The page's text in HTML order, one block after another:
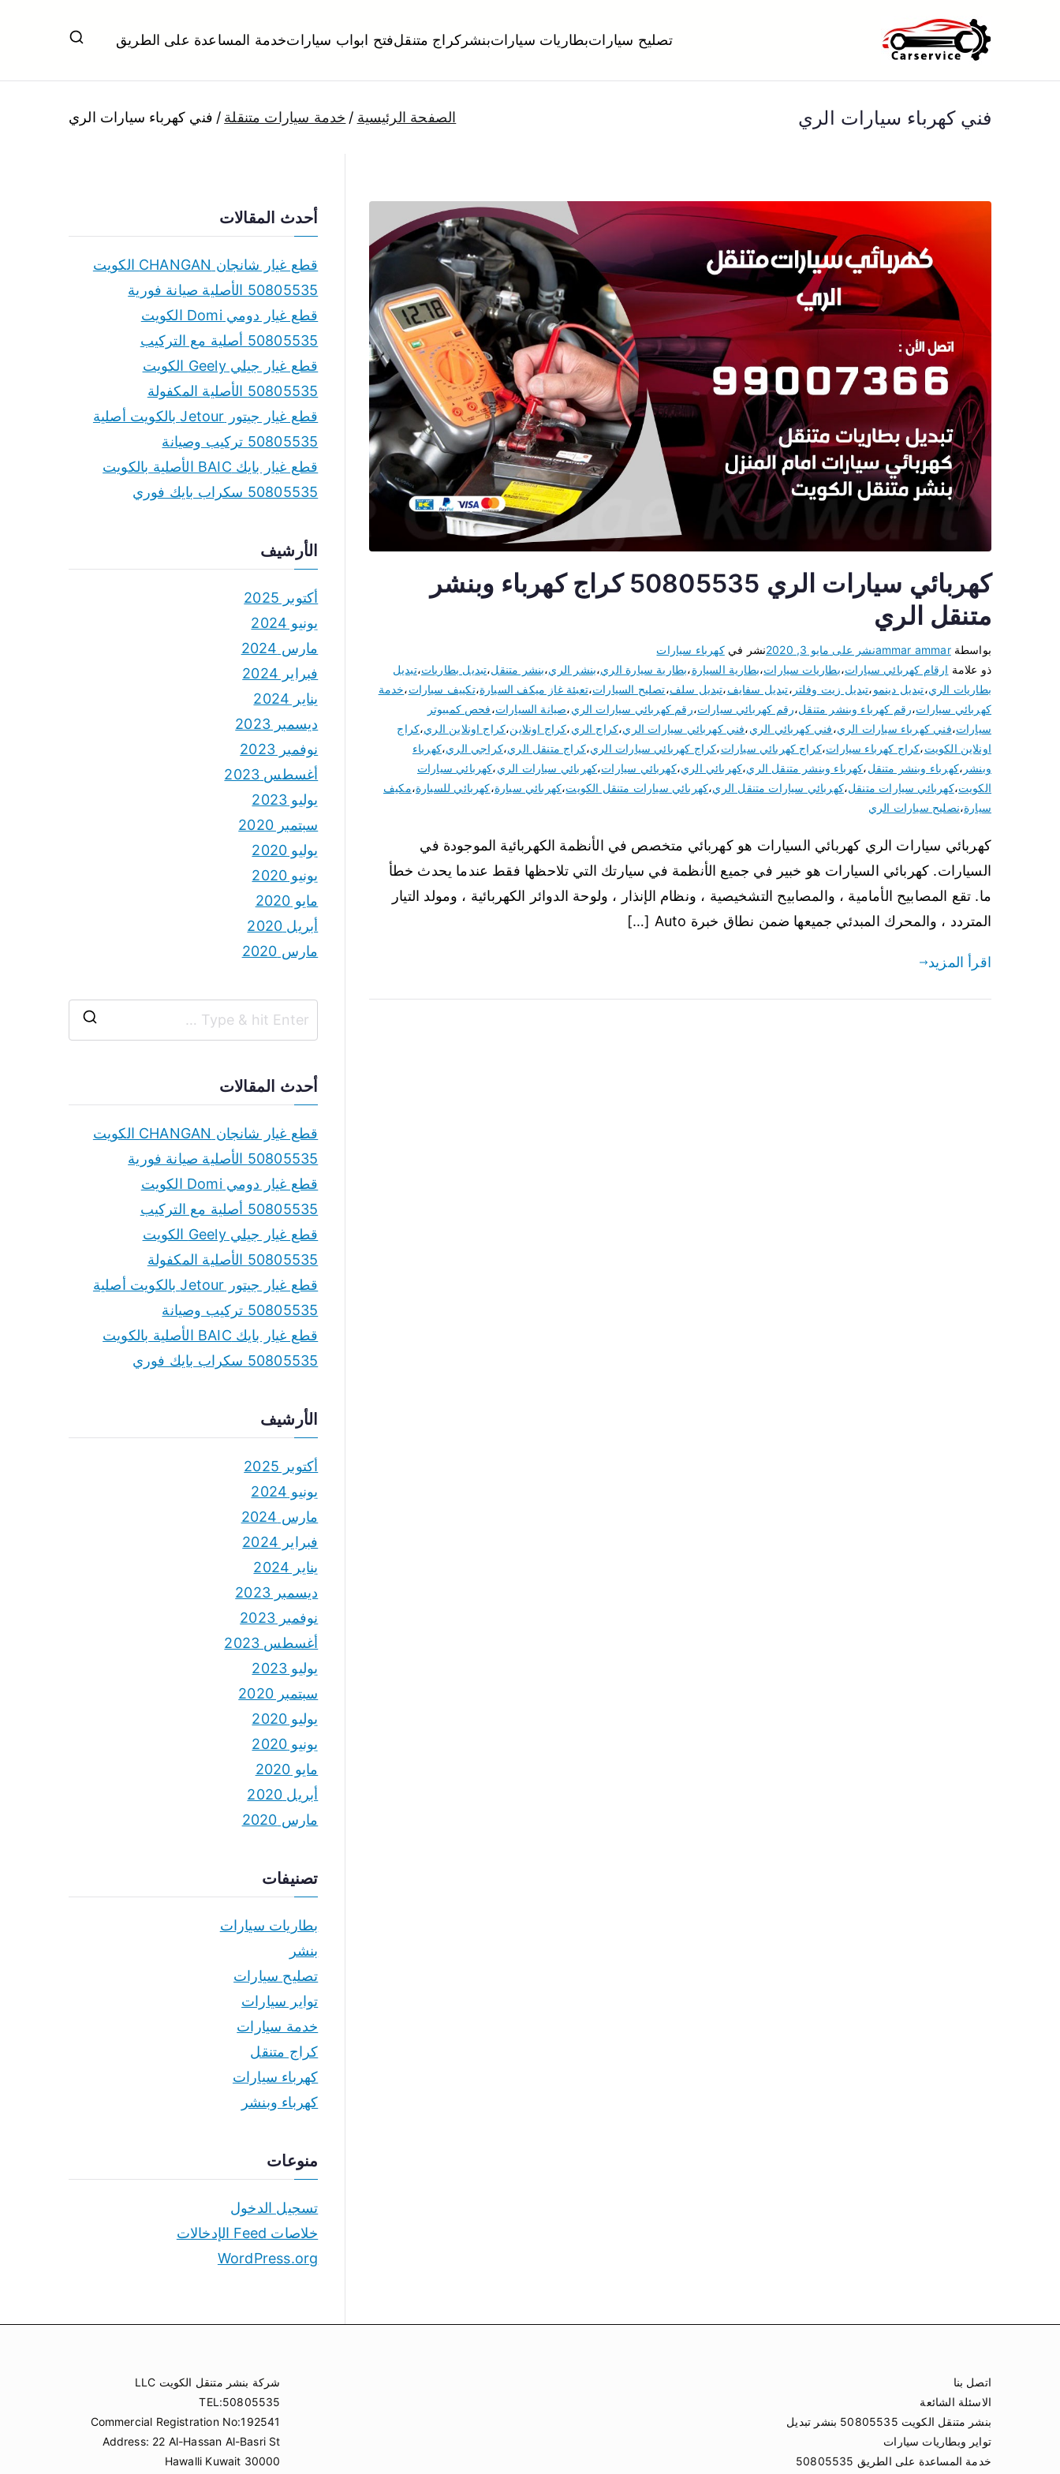
بنشر متنقل الكويت
بنشر متنقل الكويت كهرباء وبنشر تبديل تواير تواير اطارات عجلات تصليح وصيانة سيارات امام المنزل تبديل بطاريات بارخص الاسعار
تصليح سياراتبطاريات سياراتبنشر كراج متنقلفتح ابواب سياراتخدمة المساعدة على الطريق
فني كهرباء سيارات الري الصفحة الرئيسية خدمة سيارات متنقلة فني كهرباء سيارات الري
كهربائي سيارات الري 50805535 كراج كهرباء وبنشر
متنقل الري
بواسطةammar ammarنشر على مايو 3, 2020 نشر فيكهرباء سيارات
ذو علامة ارقام كهربائي سيارات،بطاريات سيارات،بطارية السيارة،بطارية سيارة الري،بنشر الري،بنشر متنقل،تبديل بطاريات،تبديل
بطاريات الري،تبديل دينمو،تبديل زيت وفلتر ،تبديل سفايف،تبديل سلف،تصليح السيارات،تعبئة غاز ميكف السيارة،تكييف سيارات،خدمة
كهربائي سيارات،رقم كهرباء وبنشر متنقل،رقم كهربائي سيارات،رقم كهربائي سيارات الري،صيانة السيارات،فحص كمبيوتر
سيارات،فني كهرباء سيارات الري،فني كهربائي الري،فني كهربائي سيارات الري،كراج الري،كراج اونلاين،كراج اونلاين الري،كراج
اونلاين الكويت،كراج كهرباء سيارات،كراج كهربائي سيارات،كراج كهربائي سيارات الري،كراج متنقل الري،كراجي الري،كهرباء
وبنشر ،كهرباء وبنشر متنقل،كهرباء وبنشر متنقل الري،كهربائي الري،كهربائي سيارات،كهربائي سيارات الري،كهربائي سيارات
الكويت،كهربائي سيارات متنقل،كهربائي سيارات متنقل الري،كهربائي سيارات متنقل الكويت،كهربائي سيارة،كهربائي للسيارة،مكيف
سيارة،نصليح سيارات الري
كهربائي سيارات الري كهربائي السيارات هو كهربائي متخصص في الأنظمة الكهربائية الموجودة في
السيارات. كهربائي السيارات هو خبير في جميع الأنظمة في سيارتك التي تلاحظها فقط عندما يحدث خطأ
ما. تقع المصابيح الأمامية ، والمصابيح التشخيصية ، ونظام الإنذار ، ولوحة الدوائر الكهربائية ، ومولد التيار
المتردد ، والمحرك المبدئي جميعها ضمن نطاق خبرة Auto […]
اقرأ المزيد
أحدث المقالات
قطع غيار شانجان CHANGAN الكويت
50805535 الأصلية صيانة فورية
قطع غيار دومي Domi الكويت
50805535 أصلية مع التركيب
قطع غيار جيلي Geely الكويت
50805535 الأصلية المكفولة
قطع غيار جيتور Jetour بالكويت أصلية
50805535 تركيب وصيانة
قطع غيار بايك BAIC الأصلية بالكويت
50805535 سكراب بايك فوري
الأرشيف
أكتوبر 2025
يونيو 2024
مارس 2024
فبراير 2024
يناير 2024
ديسمبر 2023
نوفمبر 2023
أغسطس 2023
يوليو 2023
سبتمبر 2020
يوليو 2020
يونيو 2020
مايو 2020
أبريل 2020
مارس 2020
r
أحدث المقالات
قطع غيار شانجان CHANGAN الكويت
50805535 الأصلية صيانة فورية
قطع غيار دومي Domi الكويت
50805535 أصلية مع التركيب
قطع غيار جيلي Geely الكويت
50805535 الأصلية المكفولة
قطع غيار جيتور Jetour بالكويت أصلية
50805535 تركيب وصيانة
قطع غيار بايك BAIC الأصلية بالكويت
50805535 سكراب بايك فوري
الأرشيف
أكتوبر 2025
يونيو 2024
مارس 2024
فبراير 2024
يناير 2024
ديسمبر 2023
نوفمبر 2023
أغسطس 2023
يوليو 2023
سبتمبر 2020
يوليو 2020
يونيو 2020
مايو 2020
أبريل 2020
مارس 2020
تصنيفات
بطاريات سيارات
بنشر
تصليح سيارات
تواير سيارات
خدمة سيارات
كراج متنقل
كهرباء سيارات
كهرباء وبنشر
منوعات
تسجيل الدخول
خلاصات Feed الإدخالات
WordPress.org
اتصل بنا
الاسئلة الشائعة
بنشر متنقل الكويت 50805535 بنشر تبديل
تواير وبطاريات سيارات
خدمة المساعدة على الطريق 50805535
شركة بنشر متنقل الكويت LLC
TEL:50805535
Commercial Registration No:192541
Address: 22 Al-Hassan Al-Basri St
Hawalli Kuwait 30000